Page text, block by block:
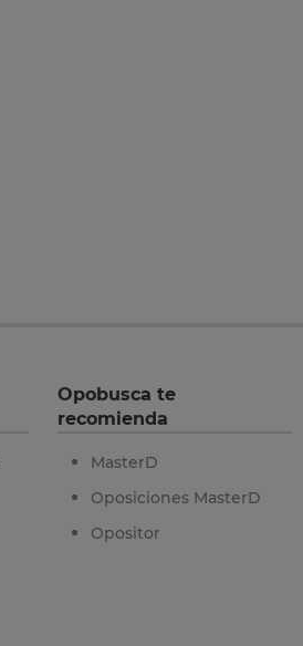
Opobusca te
recomienda
MasterD
Oposiciones MasterD
Opositor